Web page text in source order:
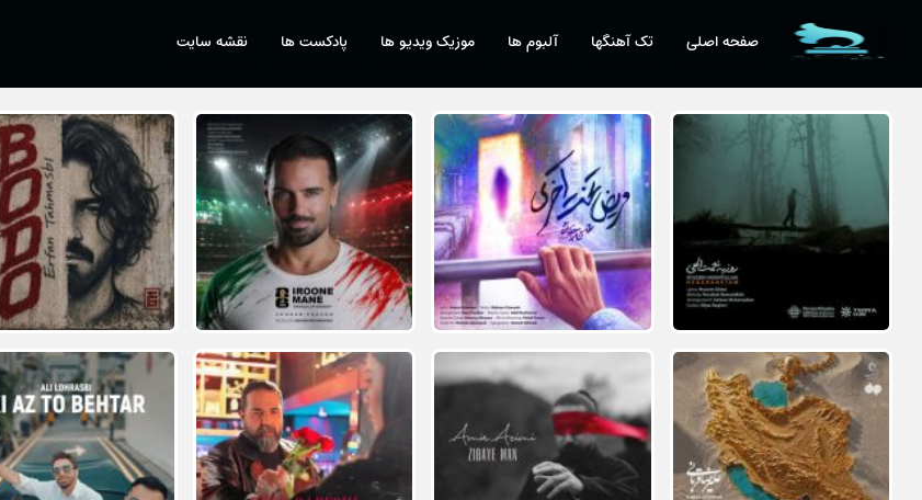
صفحه اصلی تک آهنگها آلبوم ها موزیک ویدیو ها پادکست ها نقشه سایت